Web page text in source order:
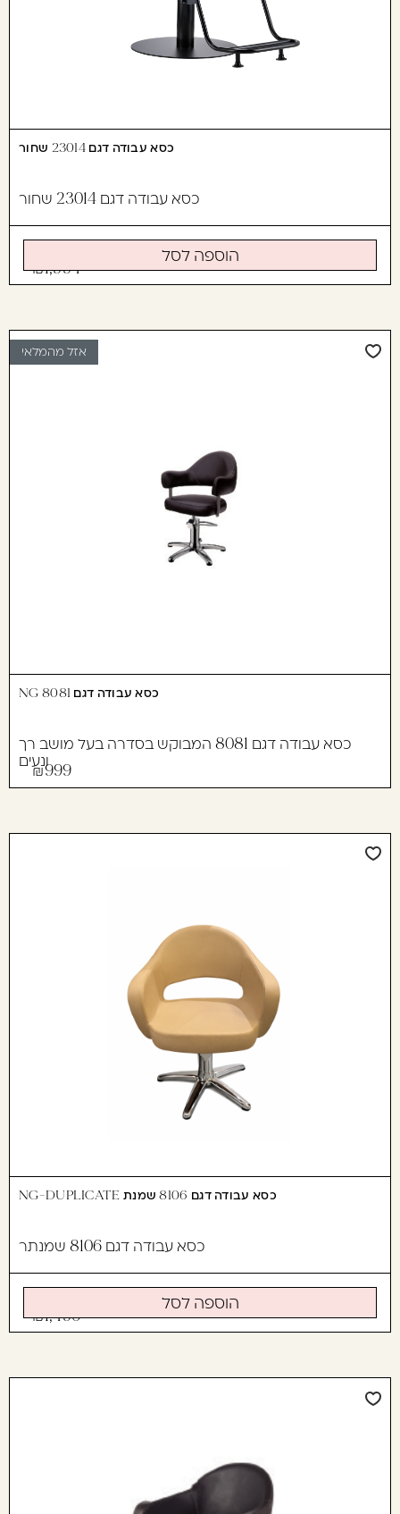
כסא עבודה דגם 23014 שחור
כסא עבודה דגם 23014 שחור
1,994
הוספה לסל
אזל מהמלאי
כסא עבודה דגם 8081 NG
כסא עבודה דגם 8081 המבוקש בסדרה בעל מושב רך
ונעים999
כסא עבודה דגם 8106 שמנת NG-DUPLICATE
כסא עבודה דגם 8106 שמנתר
1,490
הוספה לסל